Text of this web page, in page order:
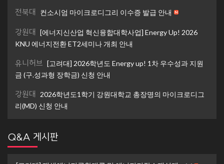
전북대 컨소시엄 마이크로디그리 이수증 발급 안내
강원대 [에너지신산업 혁신융합대학사업] Energy Up! 2026
KNU 에너지전환 ET2세미나 개최 안내
유니허브 [고려대] 2026학년도 Energy up! 1차 우수성과 지원
금 (구.성과형 장학금) 신청 안내
강원대
2026학년도1학기 강원대학교 총장명의 마이크로디그
리(MD) 신청 안내
Q&A 게시판